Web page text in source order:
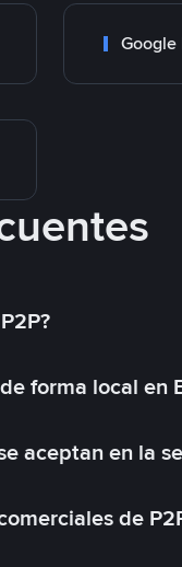
Google
forma local en
aceptan en la
de